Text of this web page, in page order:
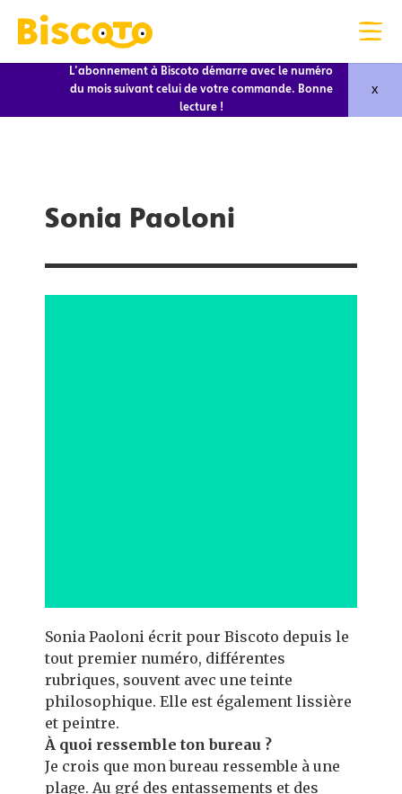
L'abonnement à Biscoto démarre avec le numéro
du mois suivant celui de votre commande. Bonne
lecture !
x
Sonia Paoloni
Sonia Paoloni écrit pour Biscoto depuis le
tout premier numéro, différentes
rubriques, souvent avec une teinte
philosophique. Elle est également lissière
et peintre.
À quoi ressemble ton bureau ?
Je crois que mon bureau ressemble à une
plage. Au gré des entassements et des